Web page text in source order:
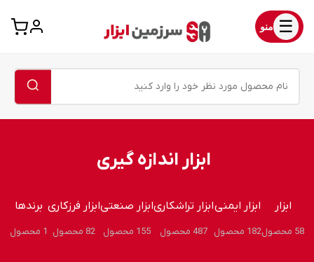
☰ منو
ابزار اندازه گیری
ابزار
58 محصول
ابزار ایمنی
182 محصول
ابزار تراشکاری
487 محصول
ابزار صنعتی
155 محصول
ابزار فرزکاری
82 محصول
برندها
1 محصول